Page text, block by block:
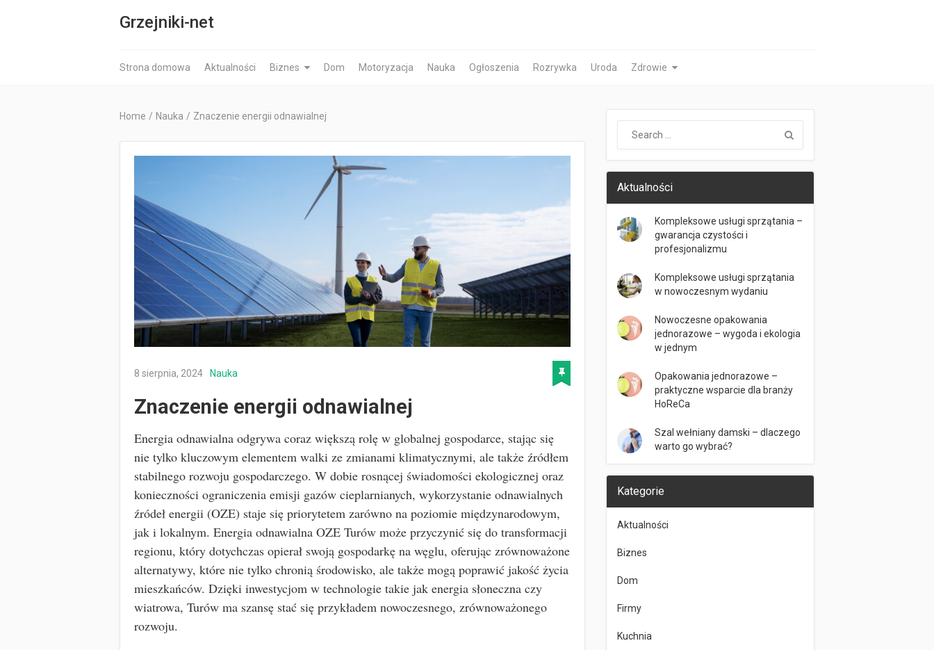
Grzejniki-net
Strona domowa Aktualności Biznes Dom Motoryzacja Nauka Ogłoszenia Rozrywka Uroda Zdrowie
Home / Nauka / Znaczenie energii odnawialnej
8 sierpnia, 2024 Nauka
Znaczenie energii odnawialnej
Energia odnawialna odgrywa coraz większą rolę w globalnej gospodarce, stając się
nie tylko kluczowym elementem walki ze zmianami klimatycznymi, ale także źródłem
stabilnego rozwoju gospodarczego. W dobie rosnącej świadomości ekologicznej oraz
konieczności ograniczenia emisji gazów cieplarnianych, wykorzystanie odnawialnych
źródeł energii (OZE) staje się priorytetem zarówno na poziomie międzynarodowym,
jak i lokalnym. Energia odnawialna OZE Turów może przyczynić się do transformacji
regionu, który dotychczas opierał swoją gospodarkę na węglu, oferując zrównoważone
alternatywy, które nie tylko chronią środowisko, ale także mogą poprawić jakość życia
mieszkańców. Dzięki inwestycjom w technologie takie jak energia słoneczna czy
wiatrowa, Turów ma szansę stać się przykładem nowoczesnego, zrównoważonego
rozwoju.
Aktualności
Kompleksowe usługi sprzątania –
gwarancja czystości i
profesjonalizmu
Kompleksowe usługi sprzątania
w nowoczesnym wydaniu
Nowoczesne opakowania
jednorazowe – wygoda i ekologia
w jednym
Opakowania jednorazowe –
praktyczne wsparcie dla branży
HoReCa
Szal wełniany damski – dlaczego
warto go wybrać?
Kategorie
Aktualności
Biznes
Dom
Firmy
Kuchnia